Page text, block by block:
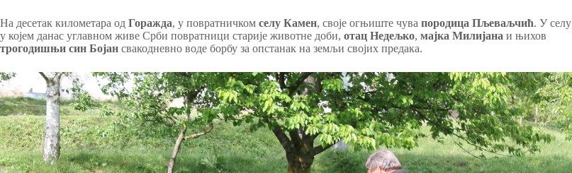
На десетак километара од Горажда, у повратничком селу Камен, своје огњиште чува породица Пљеваљчић. У селу
у којем данас углавном живе Срби повратници старије животне доби, отац Недељко, мајка Милијана и њихов
трогодишњи син Бојан свакодневно воде борбу за опстанак на земљи својих предака.